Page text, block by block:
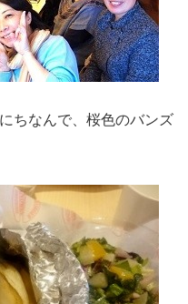
ちなんで、桜色のバンズ